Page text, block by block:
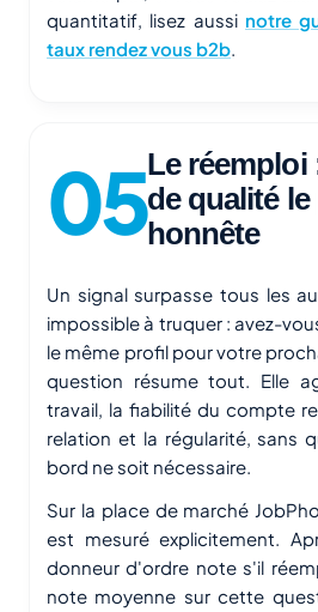
quantitatif, lisez aussi notre
taux rendez vous b2b.
Le
de qualité
honnête
Un signal surpasse tous les
impossible à truquer : avez-
le même profil pour votre
question résume tout. Elle
travail, la fiabilité du compte
relation et la régularité, sans
bord ne soit nécessaire.
Sur la place de marché
est mesuré explicitement.
donneur d'ordre note s'il
note moyenne sur cette